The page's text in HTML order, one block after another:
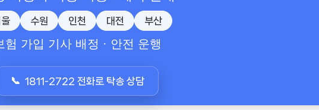
수원 인천 대전 부산
험 가입 기사 배정 · 안전 운행
1811-2722 전화로 탁송 상담